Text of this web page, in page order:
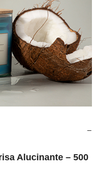
Alucinante – 500